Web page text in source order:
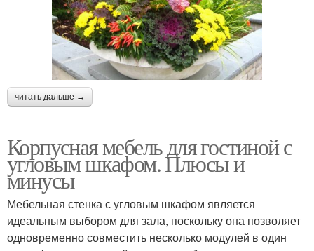
читать дальше →
Корпусная мебель для гостиной с
угловым шкафом. Плюсы и
минусы
Мебельная стенка с угловым шкафом является
идеальным выбором для зала, поскольку она позволяет
одновременно совместить несколько модулей в один